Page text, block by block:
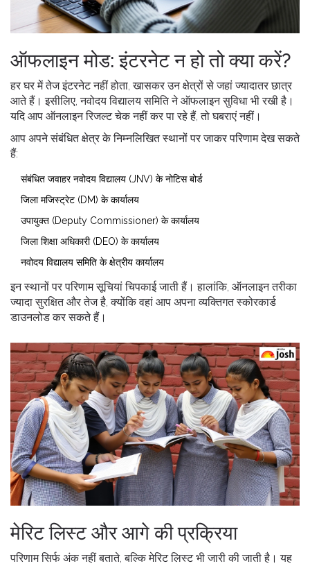
ऑफलाइन मोड: इंटरनेट न हो तो क्या करें?
हर घर में तेज इंटरनेट नहीं होता, खासकर उन क्षेत्रों से जहां ज्यादातर छात्र
आते हैं। इसीलिए, नवोदय विद्यालय समिति ने ऑफलाइन सुविधा भी रखी है।
यदि आप ऑनलाइन रिजल्ट चेक नहीं कर पा रहे हैं, तो घबराएं नहीं।
आप अपने संबंधित क्षेत्र के निम्नलिखित स्थानों पर जाकर परिणाम देख सकते
हैं:
संबंधित जवाहर नवोदय विद्यालय (JNV) के नोटिस बोर्ड
जिला मजिस्ट्रेट (DM) के कार्यालय
उपायुक्त (Deputy Commissioner) के कार्यालय
जिला शिक्षा अधिकारी (DEO) के कार्यालय
नवोदय विद्यालय समिति के क्षेत्रीय कार्यालय
इन स्थानों पर परिणाम सूचियां चिपकाई जाती हैं। हालांकि, ऑनलाइन तरीका
ज्यादा सुरक्षित और तेज है, क्योंकि वहां आप अपना व्यक्तिगत स्कोरकार्ड
डाउनलोड कर सकते हैं।
मेरिट लिस्ट और आगे की प्रक्रिया
परिणाम सिर्फ अंक नहीं बताते, बल्कि मेरिट लिस्ट भी जारी की जाती है। यह